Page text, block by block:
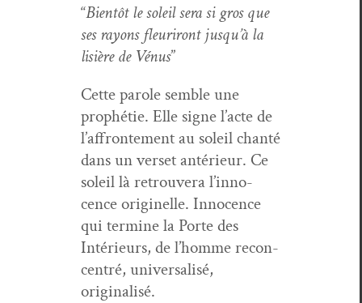
“Bien­tôt le soleil sera si gros que
ses rayons fleuriront jusqu’à la
lisière de Vénus”
Cette parole sem­ble une
prophétie. Elle signe l’acte de
l’af­fron­te­ment au soleil chan­té
dans un ver­set antérieur. Ce
soleil là retrou­vera l’in­no­
cence orig­inelle. Inno­cence
qui ter­mine la Porte des
Intérieurs, de l’homme recon­
cen­tré, uni­ver­sal­isé,
originalisé.